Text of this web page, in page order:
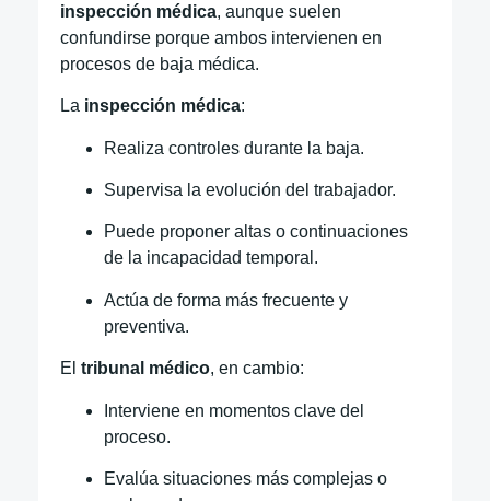
inspección médica, aunque suelen
confundirse porque ambos intervienen en
procesos de baja médica.
La inspección médica:
Realiza controles durante la baja.
Supervisa la evolución del trabajador.
Puede proponer altas o continuaciones
de la incapacidad temporal.
Actúa de forma más frecuente y
preventiva.
El tribunal médico, en cambio:
Interviene en momentos clave del
proceso.
Evalúa situaciones más complejas o